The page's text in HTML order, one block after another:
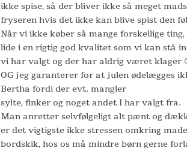
ikke spise, så der bliver ikke så meget
fryseren hvis det ikke kan blive spist den
Når vi ikke køber så mange forskellige
lide i en rigtig god kvalitet som vi kan stå
vi har valgt og der har aldrig været klager
OG jeg garanterer for at julen ødelægges
Bertha fordi der evt. mangler
sylte, finker og noget andet I har valgt fra.
Man anretter selvfølgeligt alt pænt og
er det vigtigste ikke stressen omkring
bordskik, hos os må mindre børn gerne